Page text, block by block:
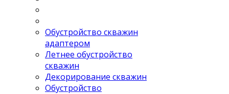
Обустройство скважин
адаптером
Летнее обустройство
скважин
Декорирование скважин
Обустройство